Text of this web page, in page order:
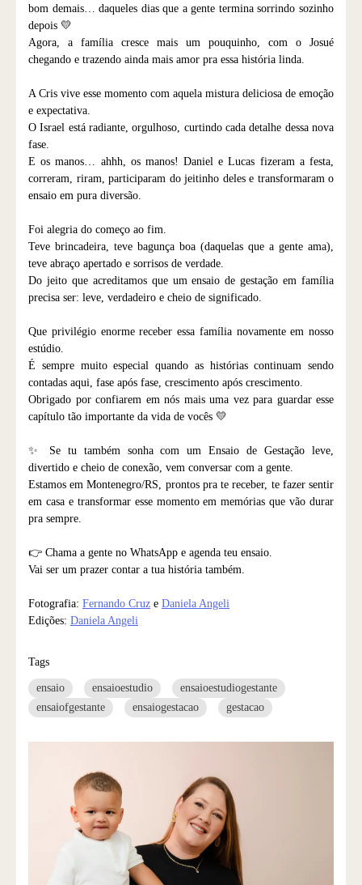
bom demais… daqueles dias que a gente termina sorrindo sozinho
depois 💛
Agora, a família cresce mais um pouquinho, com o Josué
chegando e trazendo ainda mais amor pra essa história linda.
A Cris vive esse momento com aquela mistura deliciosa de emoção
e expectativa.
O Israel está radiante, orgulhoso, curtindo cada detalhe dessa nova
fase.
E os manos… ahhh, os manos! Daniel e Lucas fizeram a festa,
correram, riram, participaram do jeitinho deles e transformaram o
ensaio em pura diversão.
Foi alegria do começo ao fim.
Teve brincadeira, teve bagunça boa (daquelas que a gente ama),
teve abraço apertado e sorrisos de verdade.
Do jeito que acreditamos que um ensaio de gestação em família
precisa ser: leve, verdadeiro e cheio de significado.
Que privilégio enorme receber essa família novamente em nosso
estúdio.
É sempre muito especial quando as histórias continuam sendo
contadas aqui, fase após fase, crescimento após crescimento.
Obrigado por confiarem em nós mais uma vez para guardar esse
capítulo tão importante da vida de vocês 💛
✨ Se tu também sonha com um Ensaio de Gestação leve,
divertido e cheio de conexão, vem conversar com a gente.
Estamos em Montenegro/RS, prontos pra te receber, te fazer sentir
em casa e transformar esse momento em memórias que vão durar
pra sempre.
👉 Chama a gente no WhatsApp e agenda teu ensaio.
Vai ser um prazer contar a tua história também.
Fotografia: Fernando Cruz e Daniela Angeli
Edições: Daniela Angeli
Tags
ensaio ensaioestudio
ensaioestudiogestante
ensaiofgestante
ensaiogestacao gestacao